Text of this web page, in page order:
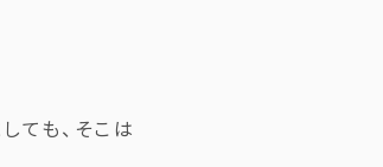
ても、そこは